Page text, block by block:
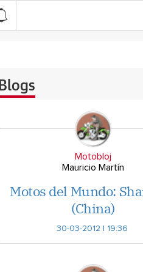
Blogs
Motobloj
Mauricio Martín
Motos del Mundo:
(China)
30-03-2012 | 19:36